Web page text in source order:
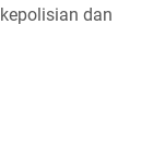
dan